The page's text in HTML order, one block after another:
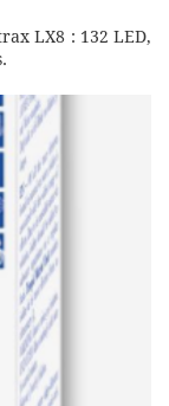
LX8 : 132 LED,